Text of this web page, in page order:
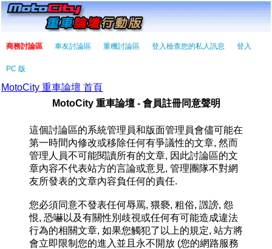
商務討論區 車友討論區 重機討論區 登入檢查您的私人訊息 登入
PC 版
MotoCity 重車論壇 首頁
MotoCity 重車論壇 - 會員註冊同意聲明
這個討論區的系統管理員和版面管理員會儘可能在
第一時間內修改或移除任何有爭議性的文章, 然而
管理人員不可能閱讀所有的文章, 因此討論區的文
章內容不代表站方的言論或意見, 管理團隊不對網
友所發表的文章內容負任何的責任.
您必須同意不發表任何辱罵, 猥褻, 粗俗, 譭謗, 怨
恨, 恐嚇以及有關性別歧視或任何有可能造成違法
行為的相關文章, 如果您觸犯了以上的規定, 站方將
會立即限制您的進入並且永不開放 (您的網路服務